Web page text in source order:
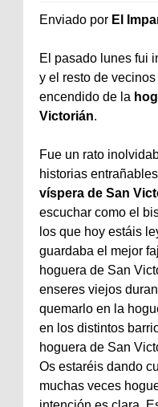
Enviado por El
El pasado lunes fui
y el resto de
encendido de la
Victorián.
Fue un rato
historias
víspera de San
escuchar como el
los que hoy estáis
guardaba el mejor
hoguera de San
enseres viejos
quemarlo en la
en los distintos
hoguera de San
Os estaréis dando
muchas veces